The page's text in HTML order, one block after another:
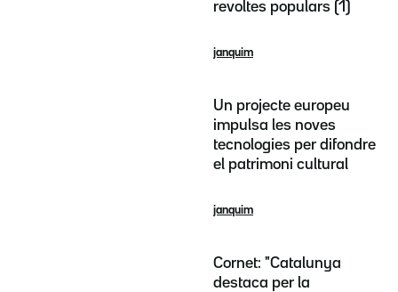
revoltes populars (1)
janquim
Un projecte europeu
impulsa les noves
tecnologies per difondre
el patrimoni cultural
janquim
Cornet: "Catalunya
destaca per la